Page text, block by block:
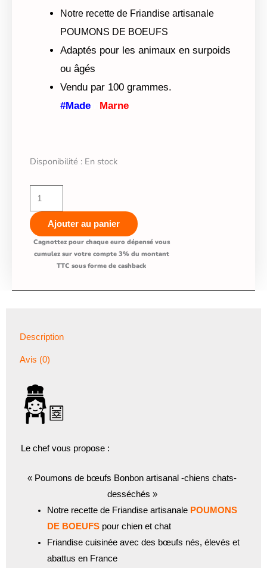
Notre recette de Friandise artisanale
POUMONS DE BOEUFS
Adaptés pour les animaux en surpoids
ou âgés
Vendu par 100 grammes.
#Made
Marne
Disponibilité : En stock
quantité
Poumons
de
bœufs
Bonbon
artisanal
chiens
Ajouter au panier
Cagnottez pour chaque euro dépensé vous
cumulez sur votre compte 3% du montant
TTC sous forme de cashback
Description
Avis (0)
Le chef vous propose :
« Poumons de bœufs Bonbon artisanal -chiens chats-
desséchés »
Notre recette de Friandise artisanalePOUMONS
DE BOEUFSpour chien et chat
Friandise cuisinée avec des bœufs nés, élevés et
abattus en France